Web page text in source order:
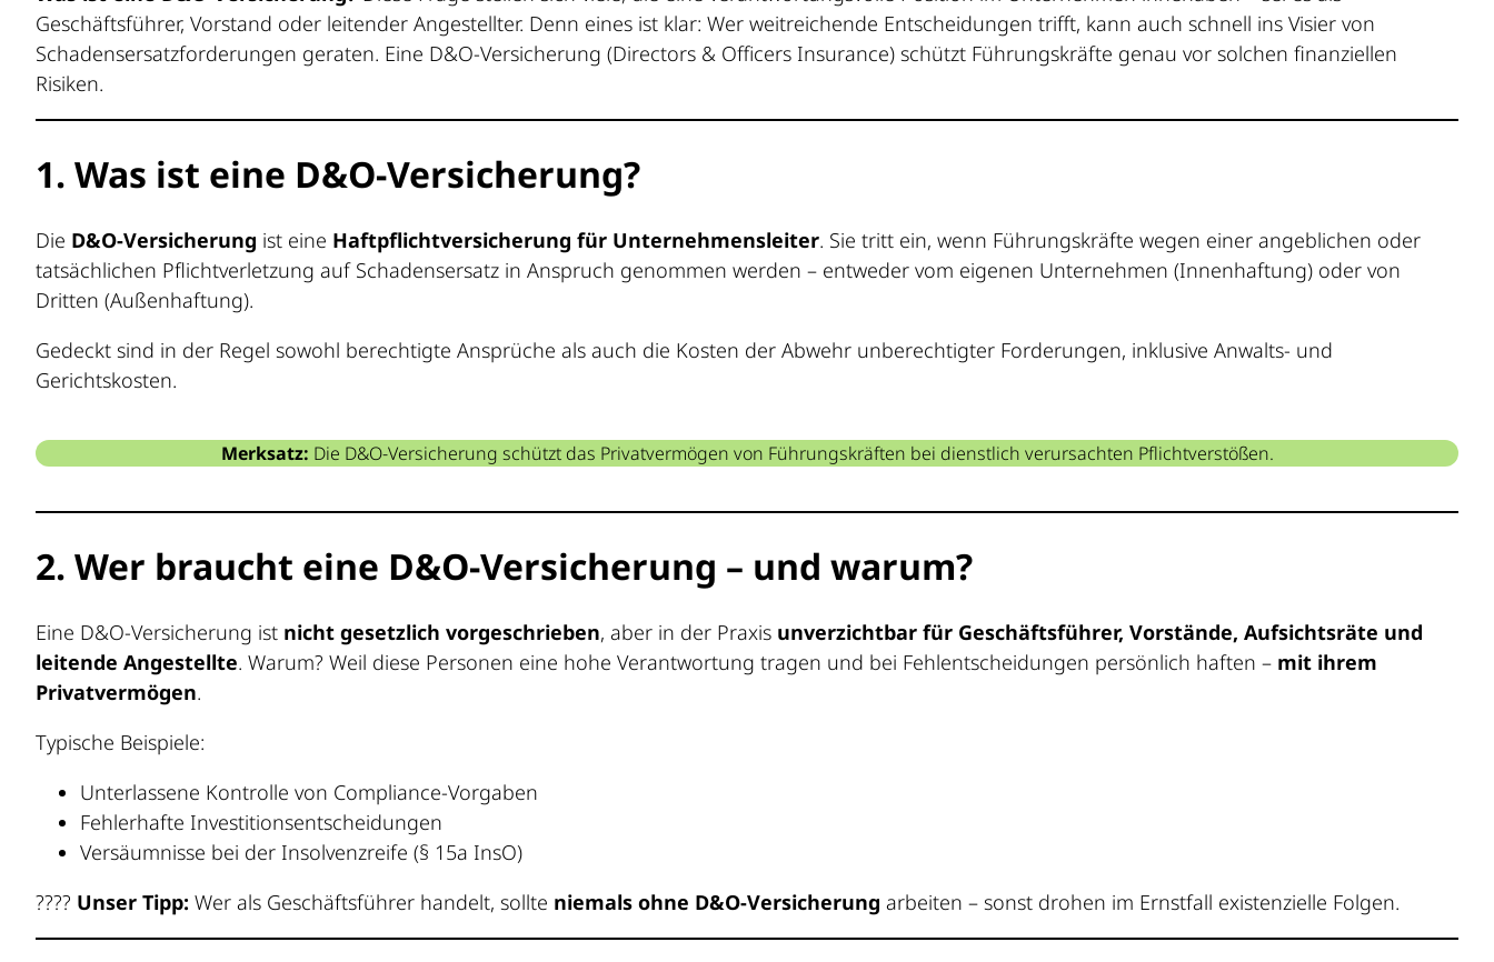
Geschäftsführer, Vorstand oder leitender Angestellter. Denn eines ist klar: Wer weitreichende Entscheidungen trifft, kann auch schnell ins Visier von
Schadensersatzforderungen geraten. Eine D&O-Versicherung (Directors & Officers Insurance) schützt Führungskräfte genau vor solchen finanziellen
Risiken.
1. Was ist eine D&O-Versicherung?
Die D&O-Versicherung ist eine Haftpflichtversicherung für Unternehmensleiter. Sie tritt ein, wenn Führungskräfte wegen einer angeblichen oder
tatsächlichen Pflichtverletzung auf Schadensersatz in Anspruch genommen werden – entweder vom eigenen Unternehmen (Innenhaftung) oder von
Dritten (Außenhaftung).
Gedeckt sind in der Regel sowohl berechtigte Ansprüche als auch die Kosten der Abwehr unberechtigter Forderungen, inklusive Anwalts- und
Gerichtskosten.
Merksatz: Die D&O-Versicherung schützt das Privatvermögen von Führungskräften bei dienstlich verursachten Pflichtverstößen.
2. Wer braucht eine D&O-Versicherung – und warum?
Eine D&O-Versicherung ist nicht gesetzlich vorgeschrieben, aber in der Praxis unverzichtbar für Geschäftsführer, Vorstände, Aufsichtsräte und
leitende Angestellte. Warum? Weil diese Personen eine hohe Verantwortung tragen und bei Fehlentscheidungen persönlich haften – mit ihrem
Privatvermögen.
Typische Beispiele:
Unterlassene Kontrolle von Compliance-Vorgaben
Fehlerhafte Investitionsentscheidungen
Versäumnisse bei der Insolvenzreife (§ 15a InsO)
???? Unser Tipp: Wer als Geschäftsführer handelt, sollte niemals ohne D&O-Versicherung arbeiten – sonst drohen im Ernstfall existenzielle Folgen.